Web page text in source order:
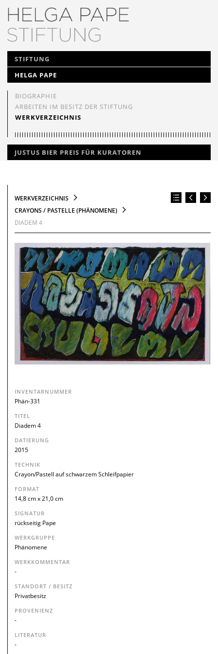
NAVIGATION
ÜBERSPRINGEN
STIFTUNG
HELGA PAPE
BIOGRAPHIE
ARBEITEN IM BESITZ DER STIFTUNG
WERKVERZEICHNIS
JUSTUS BIER PREIS FÜR KURATOREN
WERKVERZEICHNIS
CRAYONS / PASTELLE (PHÄNOMENE)
DIADEM 4
INVENTARNUMMER
Phän-331
TITEL
Diadem 4
DATIERUNG
2015
TECHNIK
Crayon/Pastell auf schwarzem Schleifpapier
FORMAT
14,8 cm x 21,0 cm
SIGNATUR
rückseitig Pape
WERKGRUPPE
Phänomene
WERKKOMMENTAR
-
STANDORT / BESITZ
Privatbesitz
PROVENIENZ
-
LITERATUR
-